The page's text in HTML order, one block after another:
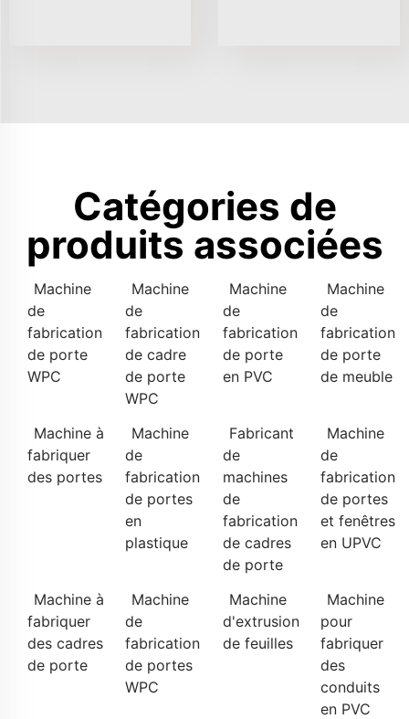
Catégories de
produits associées
Machine
de
fabrication
de porte
WPC
Machine
de
fabrication
de cadre
de porte
WPC
Machine
de
fabrication
de porte
en PVC
Machine
de
fabrication
de porte
de meuble
Machine à
fabriquer
des portes
Machine
de
fabrication
de portes
en
plastique
Fabricant
de
machines
de
fabrication
de cadres
de porte
Machine
de
fabrication
de portes
et fenêtres
en UPVC
Machine à
fabriquer
des cadres
de porte
Machine
de
fabrication
de portes
WPC
Machine
d'extrusion
de feuilles
Machine
pour
fabriquer
des
conduits
en PVC